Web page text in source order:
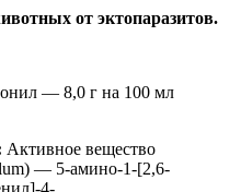
от эктопаразитов.
— 8,0 г на 100 мл
Активное вещество
— 5-амино-1-[2,6-